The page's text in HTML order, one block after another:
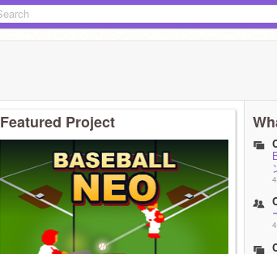
Featured Project